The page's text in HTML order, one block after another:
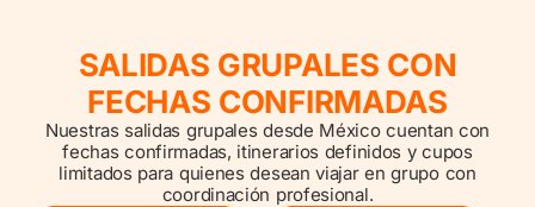
coordinación profesional.